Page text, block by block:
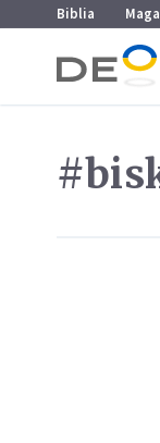
Przejdź do menu
Przejdź do treści
Biblia